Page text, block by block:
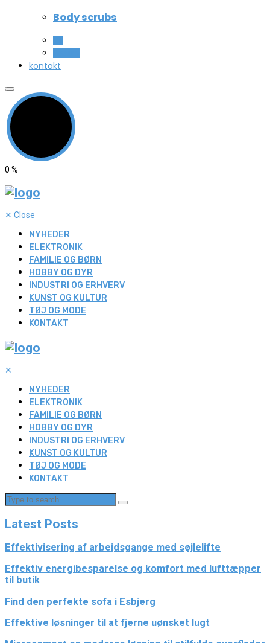
Body scrubs
kontakt
0 %
✕ Close
NYHEDER
ELEKTRONIK
FAMILIE OG BØRN
HOBBY OG DYR
INDUSTRI OG ERHVERV
KUNST OG KULTUR
TØJ OG MODE
KONTAKT
✕
NYHEDER
ELEKTRONIK
FAMILIE OG BØRN
HOBBY OG DYR
INDUSTRI OG ERHVERV
KUNST OG KULTUR
TØJ OG MODE
KONTAKT
Latest Posts
Effektivisering af arbejdsgange med søjlelifte
Effektiv energibesparelse og komfort med lufttæpper
til butik
Find den perfekte sofa i Esbjerg
Effektive løsninger til at fjerne uønsket lugt